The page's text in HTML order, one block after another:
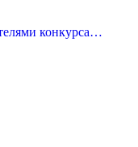
конкурса…